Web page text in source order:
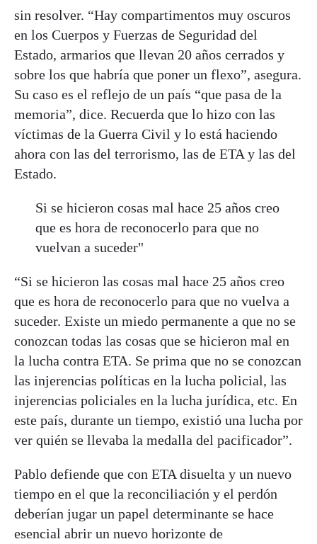
sin resolver. “Hay compartimentos muy oscuros
en los Cuerpos y Fuerzas de Seguridad del
Estado, armarios que llevan 20 años cerrados y
sobre los que habría que poner un flexo”, asegura.
Su caso es el reflejo de un país “que pasa de la
memoria”, dice. Recuerda que lo hizo con las
víctimas de la Guerra Civil y lo está haciendo
ahora con las del terrorismo, las de ETA y las del
Estado.
Si se hicieron cosas mal hace 25 años creo
que es hora de reconocerlo para que no
vuelvan a suceder"
“Si se hicieron las cosas mal hace 25 años creo
que es hora de reconocerlo para que no vuelva a
suceder. Existe un miedo permanente a que no se
conozcan todas las cosas que se hicieron mal en
la lucha contra ETA. Se prima que no se conozcan
las injerencias políticas en la lucha policial, las
injerencias policiales en la lucha jurídica, etc. En
este país, durante un tiempo, existió una lucha por
ver quién se llevaba la medalla del pacificador”.
Pablo defiende que con ETA disuelta y un nuevo
tiempo en el que la reconciliación y el perdón
deberían jugar un papel determinante se hace
esencial abrir un nuevo horizonte de